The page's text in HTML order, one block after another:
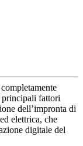
principali fattori
dell’impronta di
elettrica, che
digitale del